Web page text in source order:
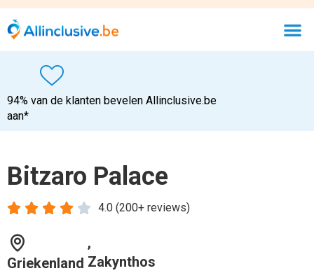
94% van de klanten bevelen Allinclusive.be
aan*
Bitzaro Palace
4.0 (200+ reviews)
    
Griekenland
,
Zakynthos